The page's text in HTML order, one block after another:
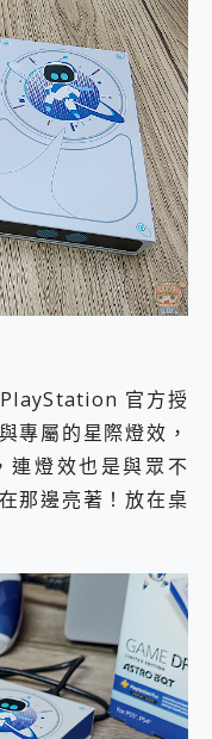
官方授
專屬的星際燈效，
連燈效也是與眾不
那邊亮著！放在桌